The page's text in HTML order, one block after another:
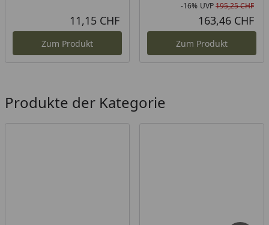
11,15 CHF
Zum Produkt
-16% UVP195,25 CHF
163,46 CHF
Zum Produkt
Produkte der Kategorie